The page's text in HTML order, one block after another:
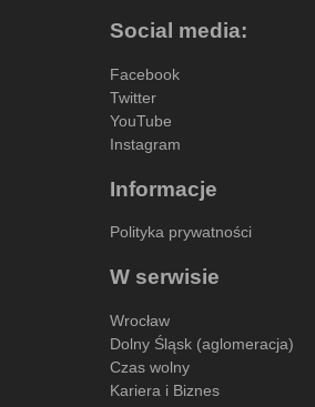
Social media:
Facebook
Twitter
YouTube
Instagram
Informacje
Polityka prywatności
W serwisie
Wrocław
Dolny Śląsk (aglomeracja)
Czas wolny
Kariera i Biznes